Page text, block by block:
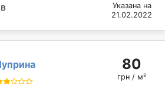
Указана на
21.02.2022
80
грн / м²